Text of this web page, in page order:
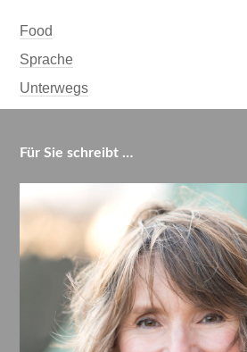
Food
Sprache
Unterwegs
Für Sie schreibt …